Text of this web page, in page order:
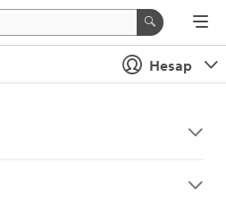
Hesap